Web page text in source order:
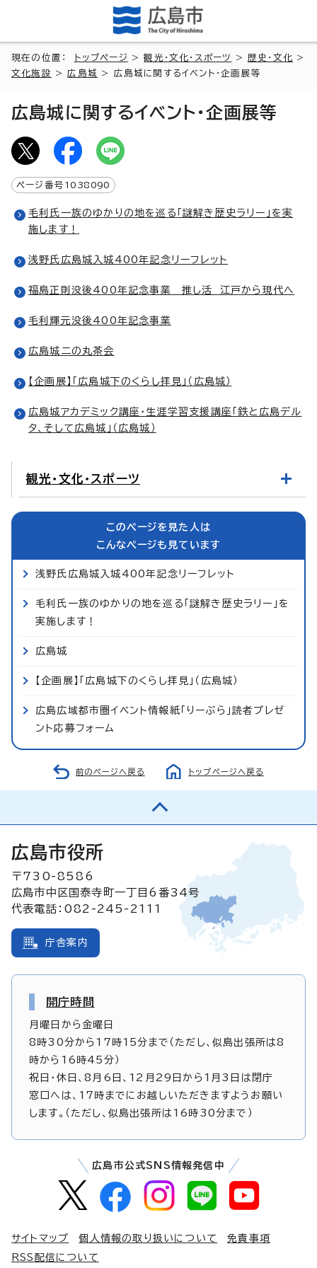
現在の位置： トップページ >観光・文化・スポーツ > 歴史・文化 >
文化施設
>広島城 > 広島城に関するイベント・企画展等
広島城に関するイベント・企画展等
ページ番号 1038090
毛利氏一族のゆかりの地を巡る「謎解き歴史ラリー」を実
施します！
浅野氏広島城入城400年記念リーフレット
福島正則没後400年記念事業 推し活 江戸から現代へ
毛利輝元没後400年記念事業
広島城二の丸茶会
【企画展】「広島城下のくらし拝見」（広島城）
広島城アカデミック講座・生涯学習支援講座「鉄と広島デル
タ、そして広島城」（広島城）
観光・文化・スポーツ
このページを見た人は
こんなページも見ています
浅野氏広島城入城400年記念リーフレット
毛利氏一族のゆかりの地を巡る「謎解き歴史ラリー」を
実施します！
広島城
【企画展】「広島城下のくらし拝見」（広島城）
広島広域都市圏イベント情報紙「りーぶら」読者プレゼ
ント応募フォーム
前のページへ戻る トップページへ戻る
広島市役所
〒730-8586
広島市中区国泰寺町一丁目6番34号
代表電話：082-245-2111
庁舎案内
開庁時間
月曜日から金曜日
8時30分から17時15分まで（ただし、似島出張所は8
時から16時45分）
祝日・休日、8月6日、12月29日から1月3日は閉庁
窓口へは、17時までにお越しいただきますようお願い
します。（ただし、似島出張所は16時30分まで）
広島市公式SNS情報発信中
サイトマップ 個人情報の取り扱いについて
免責事項
RSS配信について